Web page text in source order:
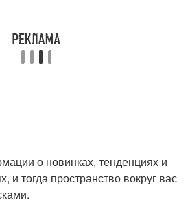
Шторы для интерьера
о новинках, тенденциях и
и тогда пространство вокруг вас